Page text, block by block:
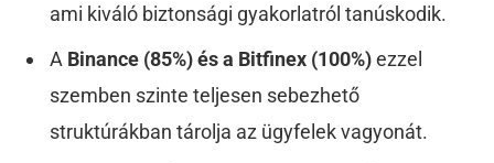
ami kiváló biztonsági gyakorlatról tanúskodik.
A Binance (85%) és a Bitfinex (100%)ezzel
szemben szinte teljesen sebezhető
struktúrákban tárolja az ügyfelek vagyonát.